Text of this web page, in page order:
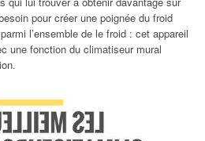
pour créer une poignée du froid
l’ensemble de le froid : cet appareil
une fonction du climatiseur mural